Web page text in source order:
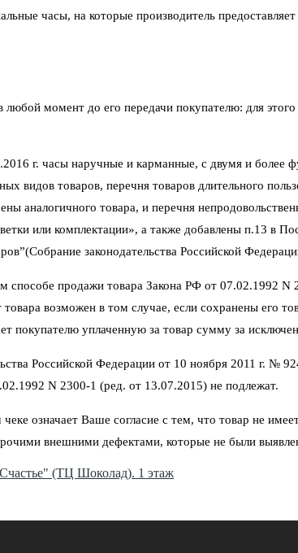
часы, на которые производитель
в любой момент до его передачи покупателю: для
г. часы наручные и карманные, с двумя и более
товаров, перечня товаров длительного
аналогичного товара, и перечня
или комплектации», а также добавлены п.13 в
законодательства Российской
способе продажи товара Закона РФ от 07.02.1992
возможен в том случае, если сохранены его
покупателю уплаченную за товар сумму за
Российской Федерации от 10 ноября 2011 г. №
N 2300-1 (ред. от 13.07.2015) не подлежат.
означает Ваше согласие с тем, что товар не
внешними дефектами, которые не были
(ТЦ Шоколад). 1 этаж